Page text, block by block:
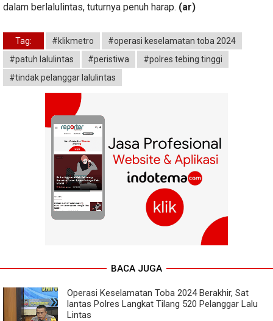
dalam berlalulintas, tuturnya penuh harap. (ar)
Tag: #klikmetro
#operasi keselamatan toba 2024
#patuh lalulintas
#peristiwa
#polres tebing tinggi
#tindak pelanggar lalulintas
BACA JUGA
Operasi Keselamatan Toba 2024 Berakhir, Sat
lantas Polres Langkat Tilang 520 Pelanggar Lalu
Lintas